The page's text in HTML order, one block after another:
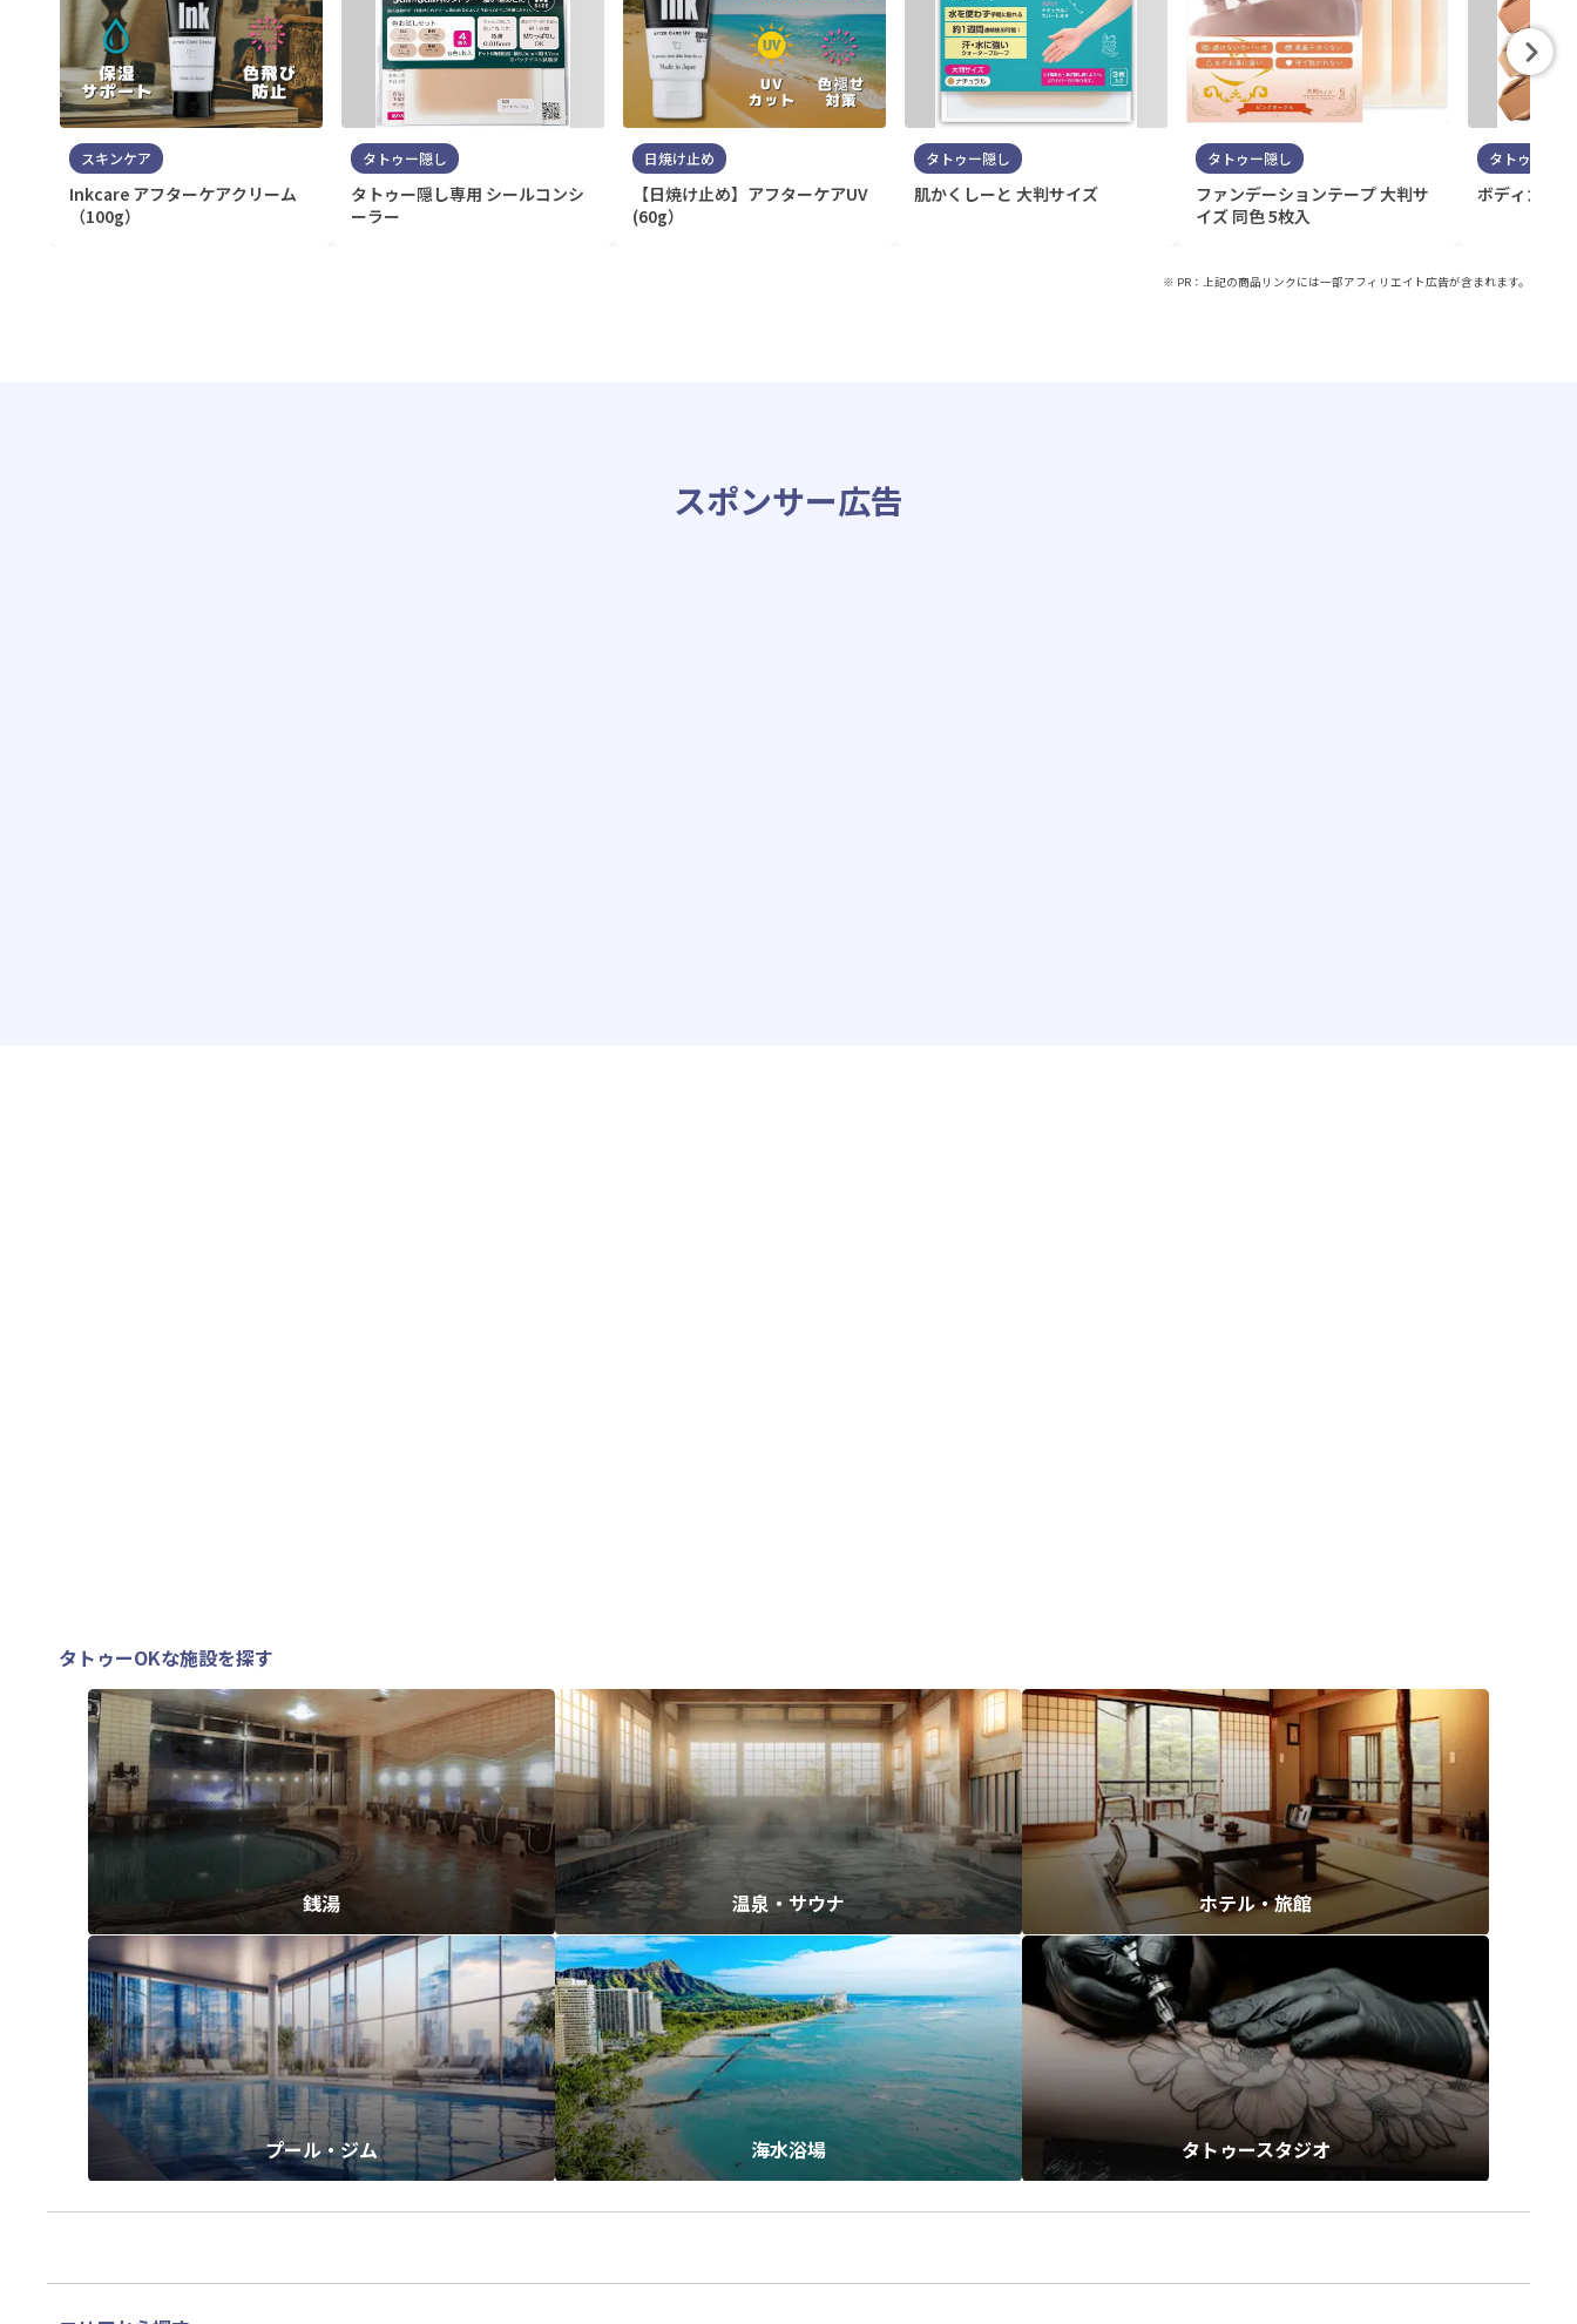
スキンケア
Inkcare アフターケアクリーム
（100g）
タトゥー隠し
タトゥー隠し専用 シールコンシ
ーラー
日焼け止め
【日焼け止め】アフターケアUV
(60g）
タトゥー隠し
肌かくしーと 大判サイズ
タトゥー隠し
ファンデーションテープ 大判サ
イズ 同色 5枚入
タトゥー隠し
ボディカバ
※ PR：上記の商品リンクには一部アフィリエイト広告が含まれます。
スポンサー広告
タトゥーOKな施設を探す
銭湯 温泉・サウナ ホテル・旅館
プール・ジム 海水浴場 タトゥースタジオ